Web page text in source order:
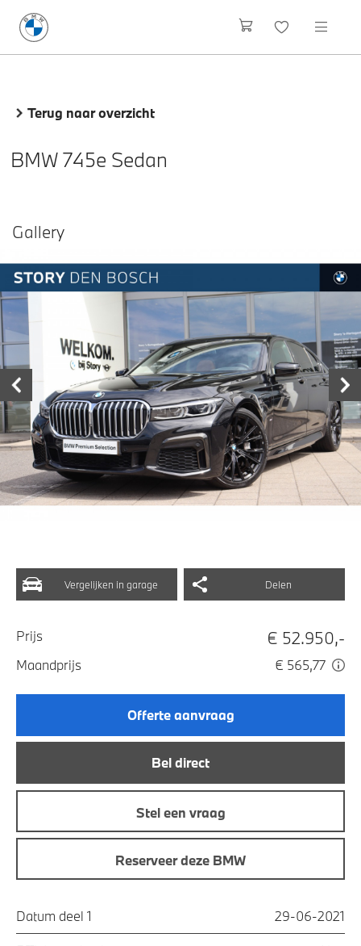
Terug naar overzicht
BMW 745e Sedan
Vergelijken in garage Delen
Prijs € 52.950,-
Maandprijs € 565,77
Offerte aanvraag
Bel direct
Stel een vraag
Reserveer deze BMW
Datum deel 1 29-06-2021
Gallery